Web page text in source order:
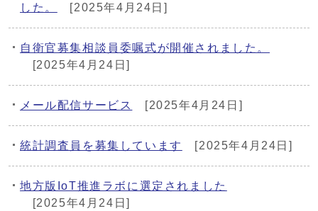
した。
[2025年4月24日]
自衛官募集相談員委嘱式が開催されました。
[2025年4月24日]
メール配信サービス [2025年4月24日]
統計調査員を募集しています [2025年4月24日]
地方版IoT推進ラボに選定されました
[2025年4月24日]